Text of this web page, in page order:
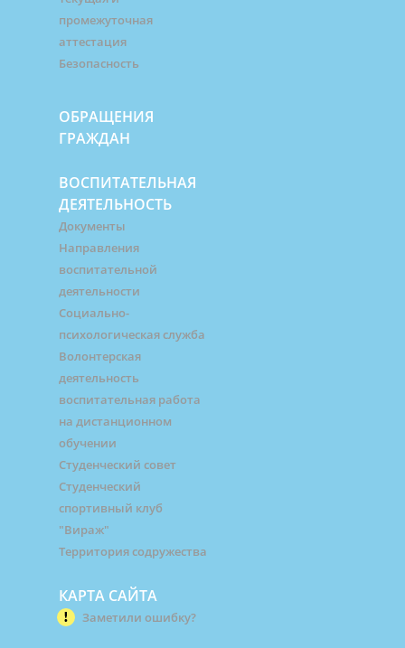
промежуточная
аттестация
Безопасность
ОБРАЩЕНИЯ
ГРАЖДАН
ВОСПИТАТЕЛЬНАЯ
ДЕЯТЕЛЬНОСТЬ
Документы
Направления
воспитательной
деятельности
Социально-
психологическая служба
Волонтерская
деятельность
воспитательная работа
на дистанционном
обучении
Студенческий совет
Студенческий
спортивный клуб
"Вираж"
Территория содружества
КАРТА САЙТА
Заметили ошибку?